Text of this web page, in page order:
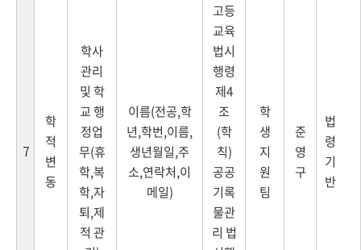
7
학
적
변
동
학사
관리
및 학
교 행
정업
무(휴
학,복
학,자
퇴,제
적 관
이름(전공,학
년,학번,이름,
생년월일,주
소,연락처,이
메일)
고등
교육
법시
행령
제4
조
(학
칙)
공공
기록
물관
리 법
학
생
지
원
팀
준
영
구
법
령
기
반